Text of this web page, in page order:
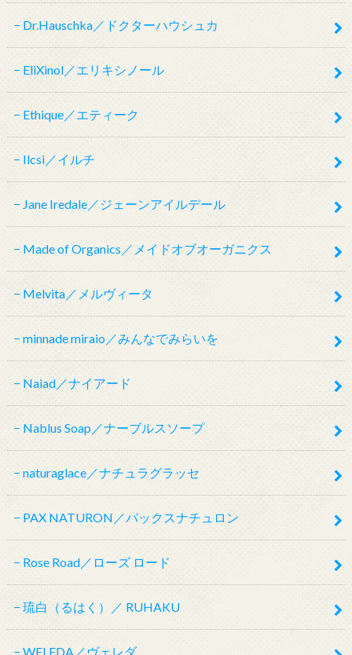
Dr.Hauschka／ドクターハウシュカ
EliXinol／エリキシノール
Ethique／エティーク
Ilcsi／イルチ
Jane Iredale／ジェーンアイルデール
Made of Organics／メイドオブオーガニクス
Melvita／メルヴィータ
minnade miraio／みんなでみらいを
Naiad／ナイアード
Nablus Soap／ナーブルスソープ
naturaglace／ナチュラグラッセ
PAX NATURON／パックスナチュロン
Rose Road／ローズ ロード
琉白（るはく）／ RUHAKU
WELEDA／ヴェレダ